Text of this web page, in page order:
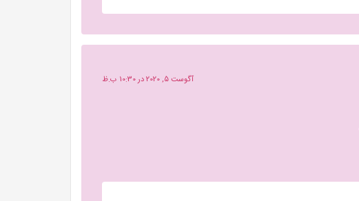
آگوست 5, 2020 در 10:30 ب.ظ